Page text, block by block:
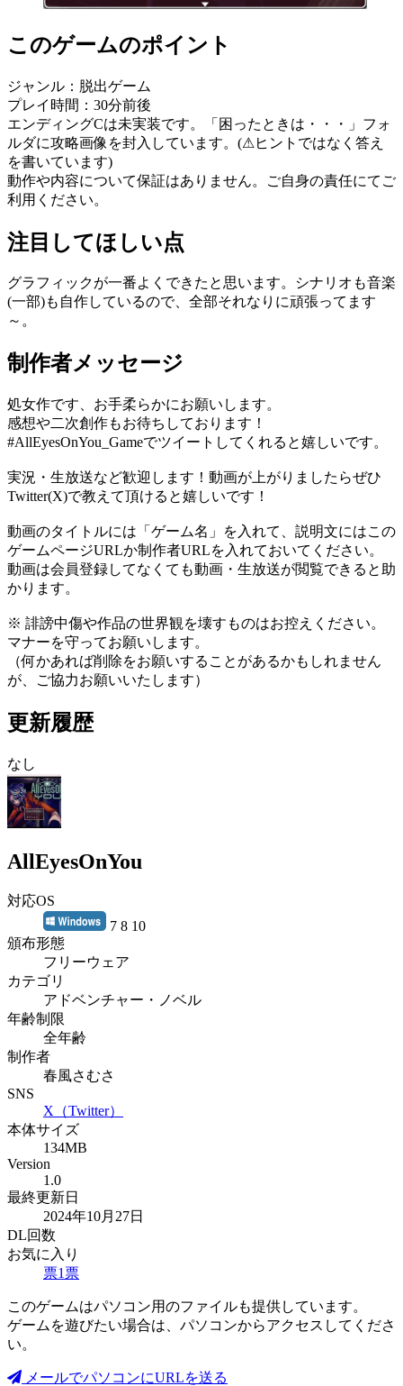
このゲームのポイント
ジャンル：脱出ゲーム
プレイ時間：30分前後
エンディングCは未実装です。「困ったときは・・・」フォ
ルダに攻略画像を封入しています。(⚠︎︎ヒントではなく答え
を書いています)
動作や内容について保証はありません。ご自身の責任にてご
利用ください。
注目してほしい点
グラフィックが一番よくできたと思います。シナリオも音楽
(一部)も自作しているので、全部それなりに頑張ってます
～。
制作者メッセージ
処女作です、お手柔らかにお願いします。
感想や二次創作もお待ちしております！
#AllEyesOnYou_Gameでツイートしてくれると嬉しいです。
実況・生放送など歓迎します！動画が上がりましたらぜひ
Twitter(X)で教えて頂けると嬉しいです！
動画のタイトルには「ゲーム名」を入れて、説明文にはこの
ゲームページURLか制作者URLを入れておいてください。
動画は会員登録してなくても動画・生放送が閲覧できると助
かります。
※ 誹謗中傷や作品の世界観を壊すものはお控えください。
マナーを守ってお願いします。
（何かあれば削除をお願いすることがあるかもしれません
が、ご協力お願いいたします）
更新履歴
なし
AllEyesOnYou
対応OS
7 8 10
頒布形態
フリーウェア
カテゴリ
アドベンチャー・ノベル
年齢制限
全年齢
制作者
春風さむさ
SNS
X（Twitter）
本体サイズ
134MB
Version
1.0
最終更新日
2024年10月27日
DL回数
お気に入り
票1 票
このゲームはパソコン用のファイルも提供しています。
ゲームを遊びたい場合は、パソコンからアクセスしてくださ
い。
メールでパソコンにURLを送る